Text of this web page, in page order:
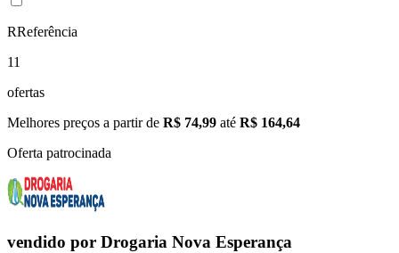
RReferência
11
ofertas
Melhores preços a partir de R$ 74,99 até R$ 164,64
Oferta patrocinada
vendido por Drogaria Nova Esperança